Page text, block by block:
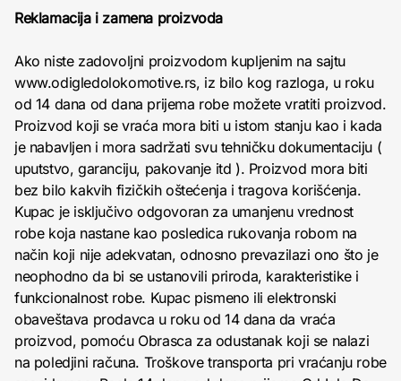
Reklamacija i zamena proizvoda
Ako niste zadovoljni proizvodom kupljenim na sajtu
www.odigledolokomotive.rs, iz bilo kog razloga, u roku
od 14 dana od dana prijema robe možete vratiti proizvod.
Proizvod koji se vraća mora biti u istom stanju kao i kada
je nabavljen i mora sadržati svu tehničku dokumentaciju (
uputstvo, garanciju, pakovanje itd ). Proizvod mora biti
bez bilo kakvih fizičkih oštećenja i tragova korišćenja.
Kupac je isključivo odgovoran za umanjenu vrednost
robe koja nastane kao posledica rukovanja robom na
način koji nije adekvatan, odnosno prevazilazi ono što je
neophodno da bi se ustanovili priroda, karakteristike i
funkcionalnost robe. Kupac pismeno ili elektronski
obaveštava prodavca u roku od 14 dana da vraća
proizvod, pomoću Obrasca za odustanak koji se nalazi
na poledjini računa. Troškove transporta pri vraćanju robe